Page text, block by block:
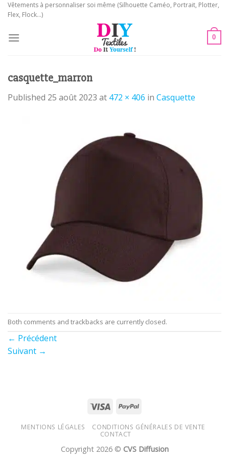
SkipVêtements à personnaliser soi même (Silhouette Caméo, Portrait, Plotter,
Flex, Flock...)
0
casquette_marron
Published 25 août 2023 at 472 × 406 in Casquette
Both comments and trackbacks are currently closed.
← Précédent
Suivant →
MENTIONS LÉGALES
CONDITIONS GÉNÉRALES DE VENTE
CONTACT
Copyright 2026 © CVS Diffusion